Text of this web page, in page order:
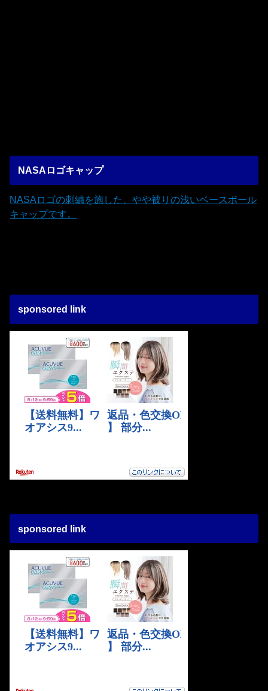
NASAロゴキャップ
NASAロゴの刺繍を施した、やや被りの浅いベースボール
キャップです。
sponsored link
sponsored link